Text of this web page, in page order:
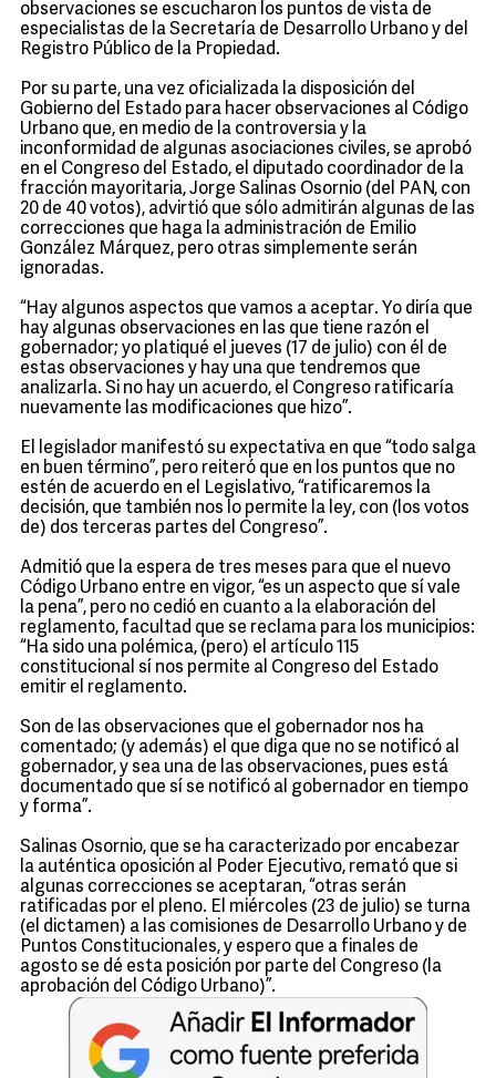
observaciones se escucharon los puntos de vista de
especialistas de la Secretaría de Desarrollo Urbano y del
Registro Público de la Propiedad.
Por su parte, una vez oficializada la disposición del
Gobierno del Estado para hacer observaciones al Código
Urbano que, en medio de la controversia y la
inconformidad de algunas asociaciones civiles, se aprobó
en el Congreso del Estado, el diputado coordinador de la
fracción mayoritaria, Jorge Salinas Osornio (del PAN, con
20 de 40 votos), advirtió que sólo admitirán algunas de las
correcciones que haga la administración de Emilio
González Márquez, pero otras simplemente serán
ignoradas.
“Hay algunos aspectos que vamos a aceptar. Yo diría que
hay algunas observaciones en las que tiene razón el
gobernador; yo platiqué el jueves (17 de julio) con él de
estas observaciones y hay una que tendremos que
analizarla. Si no hay un acuerdo, el Congreso ratificaría
nuevamente las modificaciones que hizo”.
El legislador manifestó su expectativa en que “todo salga
en buen término”, pero reiteró que en los puntos que no
estén de acuerdo en el Legislativo, “ratificaremos la
decisión, que también nos lo permite la ley, con (los votos
de) dos terceras partes del Congreso”.
Admitió que la espera de tres meses para que el nuevo
Código Urbano entre en vigor, “es un aspecto que sí vale
la pena”, pero no cedió en cuanto a la elaboración del
reglamento, facultad que se reclama para los municipios:
“Ha sido una polémica, (pero) el artículo 115
constitucional sí nos permite al Congreso del Estado
emitir el reglamento.
Son de las observaciones que el gobernador nos ha
comentado; (y además) el que diga que no se notificó al
gobernador, y sea una de las observaciones, pues está
documentado que sí se notificó al gobernador en tiempo
y forma”.
Salinas Osornio, que se ha caracterizado por encabezar
la auténtica oposición al Poder Ejecutivo, remató que si
algunas correcciones se aceptaran, “otras serán
ratificadas por el pleno. El miércoles (23 de julio) se turna
(el dictamen) a las comisiones de Desarrollo Urbano y de
Puntos Constitucionales, y espero que a finales de
agosto se dé esta posición por parte del Congreso (la
aprobación del Código Urbano)”.